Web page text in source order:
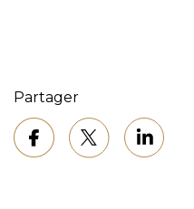
Partager